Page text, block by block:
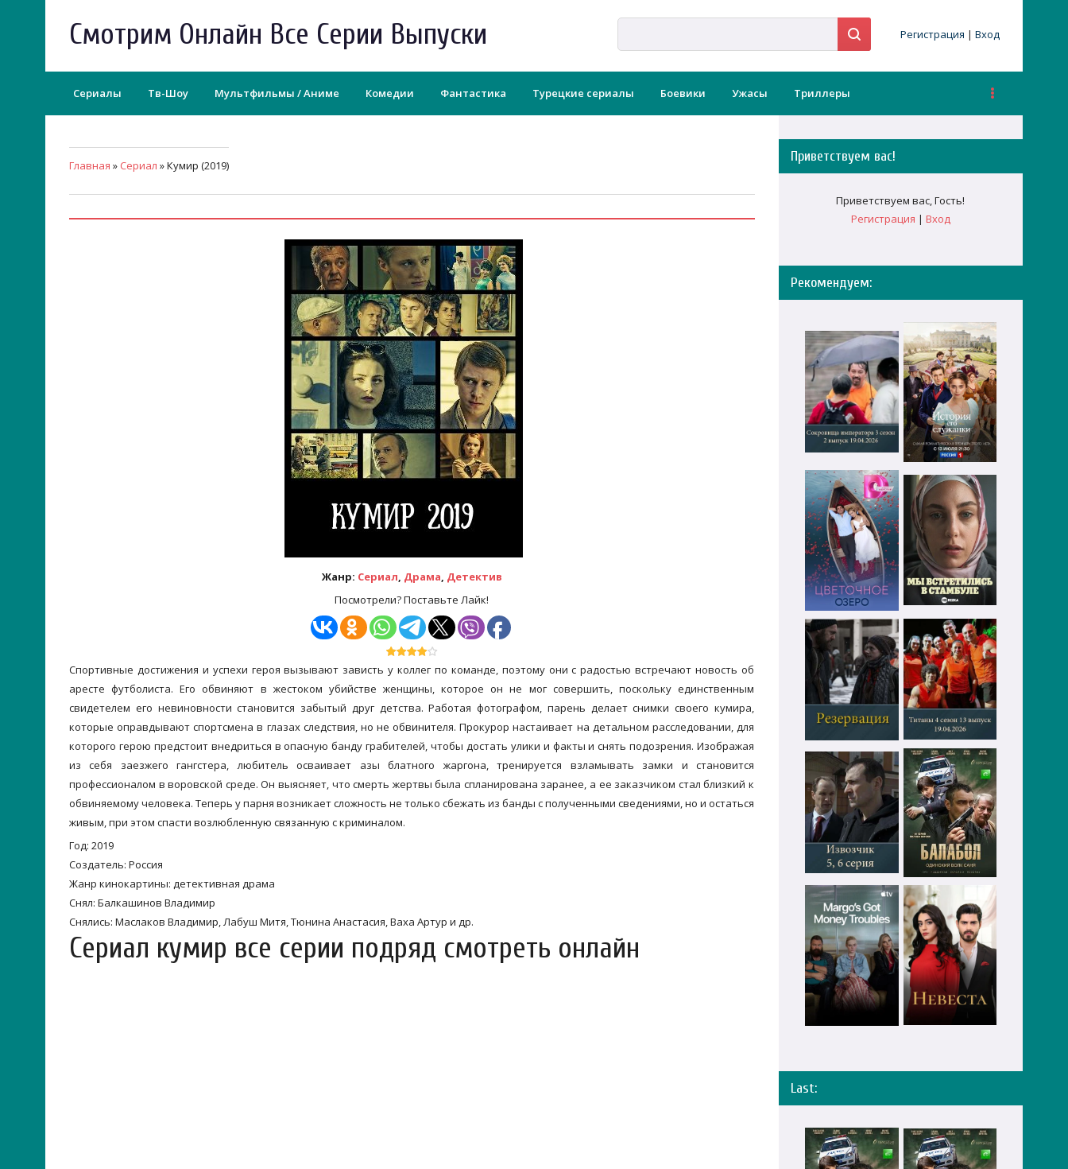
Смотрим Онлайн Все Серии Выпуски Регистрация | Вход
Сериалы Тв-Шоу Мультфильмы / Аниме Комедии Фантастика Турецкие сериалы Боевики Ужасы Триллеры
Главная » Сериал » Кумир (2019)
Жанр: Сериал, Драма, Детектив
Посмотрели? Поставьте Лайк!
Спортивные достижения и успехи героя вызывают зависть у коллег по команде, поэтому они с радостью встречают новость об
аресте футболиста. Его обвиняют в жестоком убийстве женщины, которое он не мог совершить, поскольку единственным
свидетелем его невиновности становится забытый друг детства. Работая фотографом, парень делает снимки своего кумира,
которые оправдывают спортсмена в глазах следствия, но не обвинителя. Прокурор настаивает на детальном расследовании, для
которого герою предстоит внедриться в опасную банду грабителей, чтобы достать улики и факты и снять подозрения. Изображая
из себя заезжего гангстера, любитель осваивает азы блатного жаргона, тренируется взламывать замки и становится
профессионалом в воровской среде. Он выясняет, что смерть жертвы была спланирована заранее, а ее заказчиком стал близкий к
обвиняемому человека. Теперь у парня возникает сложность не только сбежать из банды с полученными сведениями, но и остаться
живым, при этом спасти возлюбленную связанную с криминалом.
Год: 2019
Создатель: Россия
Жанр кинокартины: детективная драма
Снял: Балкашинов Владимир
Снялись: Маслаков Владимир, Лабуш Митя, Тюнина Анастасия, Ваха Артур и др.
Сериал кумир все серии подряд смотреть онлайн
Приветствуем вас!
Приветствуем вас,Гость!
Регистрация | Вход
Рекомендуем:
Last: